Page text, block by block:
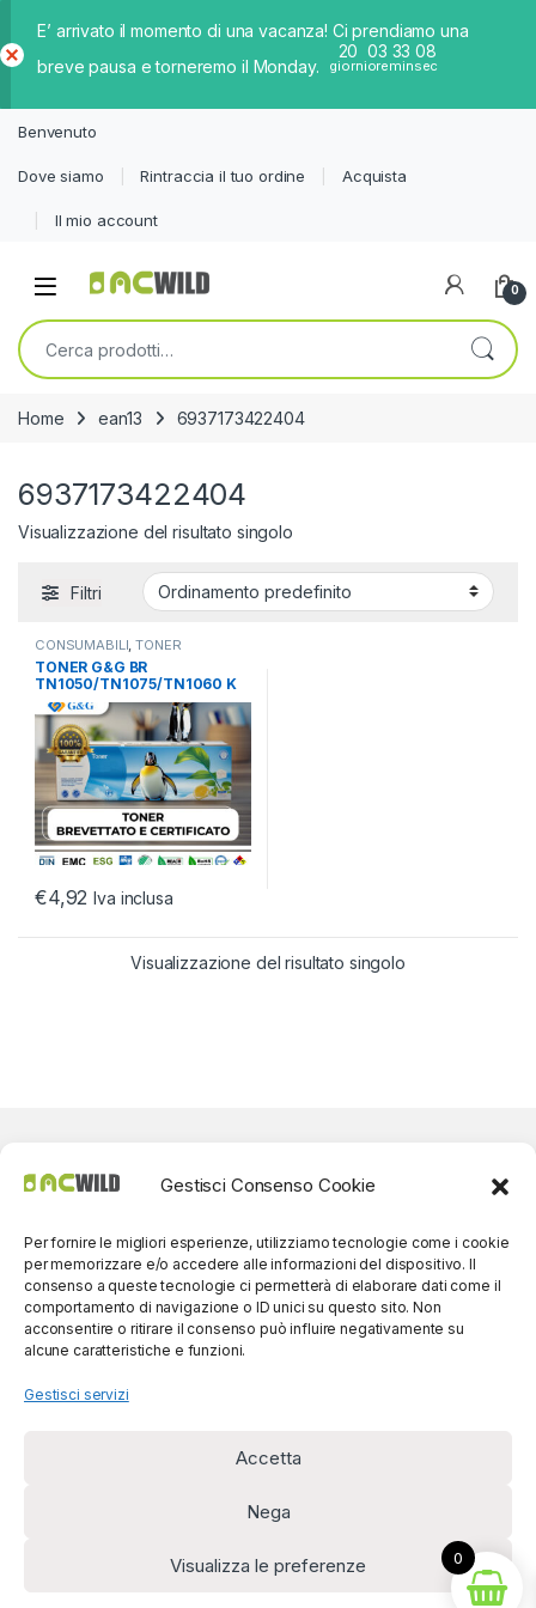
Gestisci Consenso Cookie
Per fornire le migliori esperienze, utilizziamo tecnologie come i cookie
per memorizzare e/o accedere alle informazioni del dispositivo. Il
consenso a queste tecnologie ci permetterà di elaborare dati come il
comportamento di navigazione o ID unici su questo sito. Non
acconsentire o ritirare il consenso può influire negativamente su
alcune caratteristiche e funzioni.
Gestisci servizi
Accetta
Nega
Visualizza le preferenze
E’ arrivato il momento di una vacanza! Ci prendiamo una
breve pausa e torneremo il Monday.
20
giorni
03
ore
33
min
08
sec
iud
Benvenuto
Dove siamo Rintraccia il tuo ordine Acquista
Il mio account
0
Cerca:
Home ean13 6937173422404
6937173422404
Visualizzazione del risultato singolo
Filtri
CONSUMABILI,TONER
BROTHER,TONER COMPATIBILI
TONER G&G BR
TN1050/TN1075/TN1060 K
TN1070/TN1030 1000 PAG
€4,92 Iva inclusa
Visualizzazione del risultato singolo
disponibili!
(0039) 091
5607514
0